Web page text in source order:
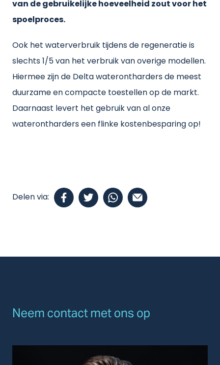
van de gebruikelijke hoeveelheid zout voor het
spoelproces.
Ook het waterverbruik tijdens de regeneratie is
slechts 1/5 van het verbruik van overige modellen.
Hiermee zijn de Delta waterontharders de meest
duurzame en compacte toestellen op de markt.
Daarnaast levert het gebruik van al onze
waterontharders een flinke kostenbesparing op!
Delen via:
Neem contact met ons op